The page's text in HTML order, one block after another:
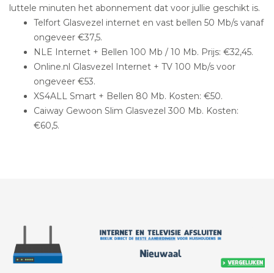
luttele minuten het abonnement dat voor jullie geschikt is.
Telfort Glasvezel internet en vast bellen 50 Mb/s vanaf
ongeveer €37,5.
NLE Internet + Bellen 100 Mb / 10 Mb. Prijs: €32,45.
Online.nl Glasvezel Internet + TV 100 Mb/s voor
ongeveer €53.
XS4ALL Smart + Bellen 80 Mb. Kosten: €50.
Caiway Gewoon Slim Glasvezel 300 Mb. Kosten:
€60,5.